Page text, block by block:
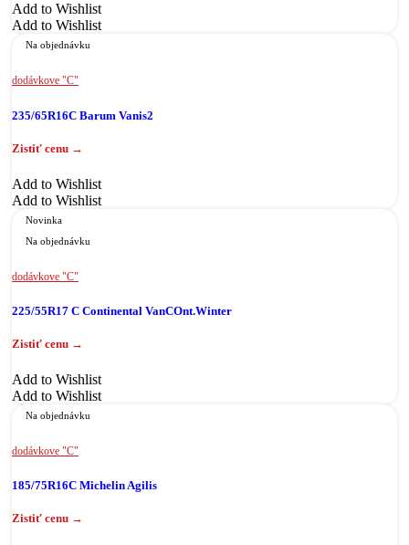
Add to Wishlist
Add to Wishlist
Na objednávku
dodávkove "C"
235/65R16C Barum Vanis2
Add to Wishlist
Add to Wishlist
Novinka
Na objednávku
dodávkove "C"
225/55R17 C Continental VanCOnt.Winter
Add to Wishlist
Add to Wishlist
Na objednávku
dodávkove "C"
185/75R16C Michelin Agilis